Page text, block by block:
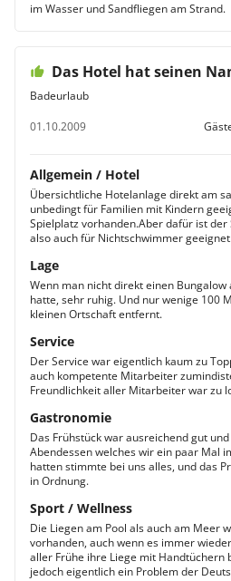
im Wasser und Sandfliegen am Strand.
Das Hotel hat seinen
Badeurlaub
01.10.2009
Allgemein / Hotel
Übersichtliche Hotelanlage direkt am
unbedingt für Familien mit Kindern
Spielplatz vorhanden.Aber dafür ist
also auch für Nichtschwimmer
Lage
Wenn man nicht direkt einen
hatte, sehr ruhig. Und nur wenige 100
kleinen Ortschaft entfernt.
Service
Der Service war eigentlich kaum zu
auch kompetente Mitarbeiter
Freundlichkeit aller Mitarbeiter war zu
Gastronomie
Das Frühstück war ausreichend gut
Abendessen welches wir ein paar Mal
hatten stimmte bei uns alles, und das
in Ordnung.
Sport / Wellness
Die Liegen am Pool als auch am Meer
vorhanden, auch wenn es immer
aller Frühe ihre Liege mit Handtüchern
jedoch eigentlich ein Problem der